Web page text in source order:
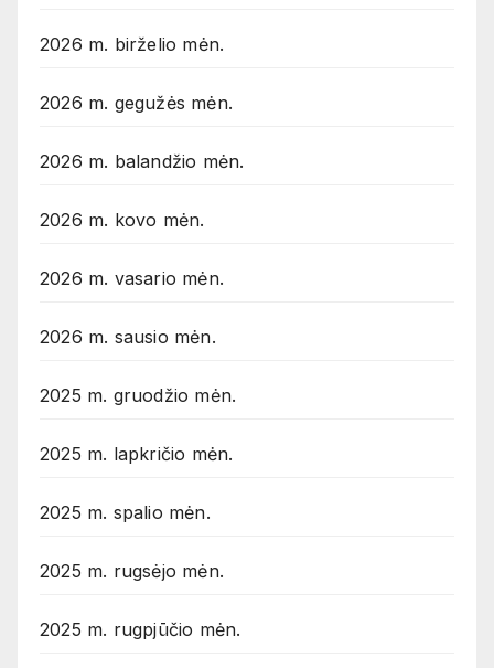
2026 m. birželio mėn.
2026 m. gegužės mėn.
2026 m. balandžio mėn.
2026 m. kovo mėn.
2026 m. vasario mėn.
2026 m. sausio mėn.
2025 m. gruodžio mėn.
2025 m. lapkričio mėn.
2025 m. spalio mėn.
2025 m. rugsėjo mėn.
2025 m. rugpjūčio mėn.